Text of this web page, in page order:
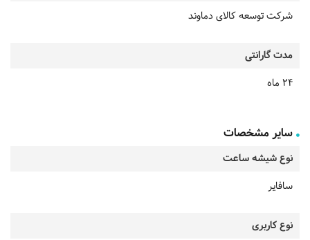
شرکت توسعه کالای دماوند
مدت گارانتی
24 ماه
سایر مشخصات
نوع شیشه ساعت
سافایر
نوع کاربری